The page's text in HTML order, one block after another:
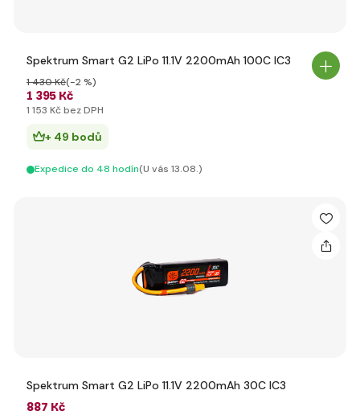
Spektrum Smart G2 LiPo 11.1V 2200mAh 100C IC3
1 395 Kč
1 430 Kč(-2 %)
1 153 Kč bez DPH
+ 49 bodů
Expedice do 48 hodín(U vás 13.08.)
Spektrum Smart G2 LiPo 11.1V 2200mAh 30C IC3
887 Kč